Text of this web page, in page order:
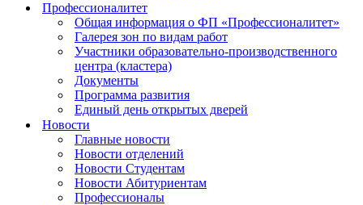
Профессионалитет
Общая информация о ФП «Профессионалитет»
Галерея зон по видам работ
Участники образовательно-производственного
центра (кластера)
Документы
Программа развития
Единый день открытых дверей
Новости
Главные новости
Новости отделений
Новости Студентам
Новости Абитуриентам
Профессионалы